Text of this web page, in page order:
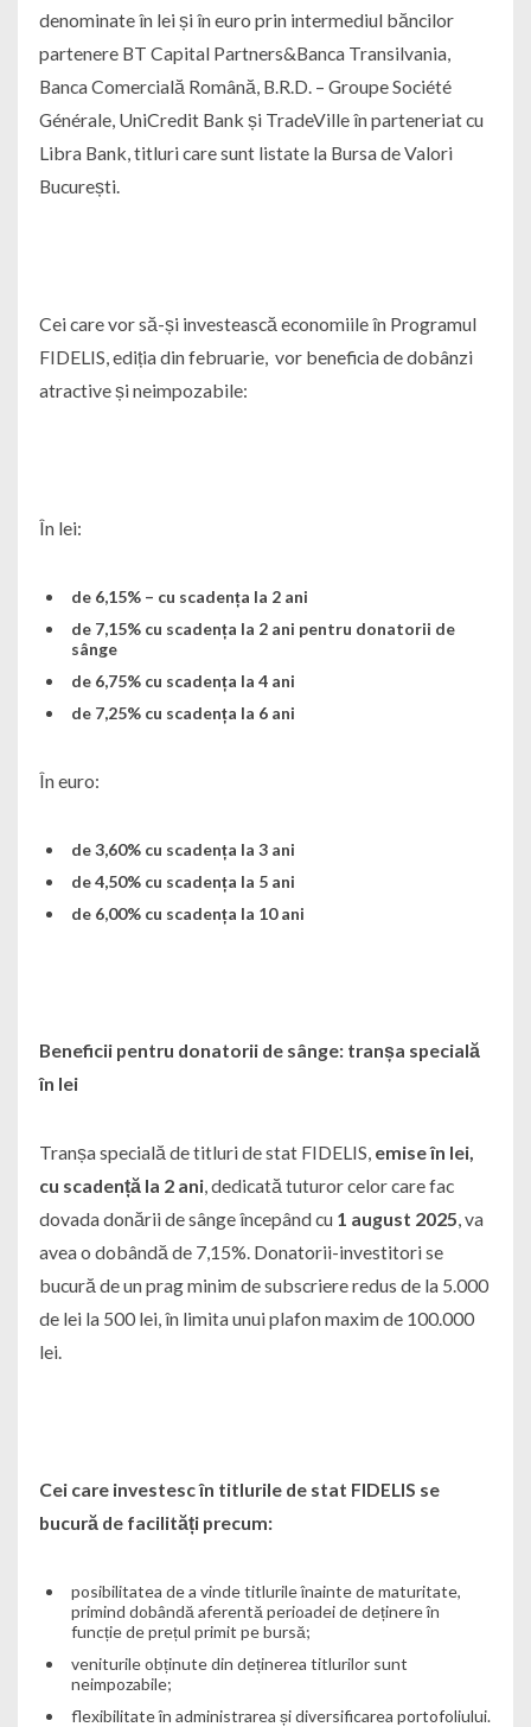
denominate în lei și în euro prin intermediul băncilor
partenere BT Capital Partners&Banca Transilvania,
Banca Comercială Română, B.R.D. – Groupe Société
Générale, UniCredit Bank și TradeVille în parteneriat cu
Libra Bank, titluri care sunt listate la Bursa de Valori
București.
Cei care vor să-și investească economiile în Programul
FIDELIS, ediția din februarie, vor beneficia de dobânzi
atractive și neimpozabile:
În lei:
de 6,15% – cu scadența la 2 ani
de 7,15% cu scadența la 2 ani pentru donatorii de
sânge
de 6,75% cu scadența la 4 ani
de 7,25% cu scadența la 6 ani
În euro:
de 3,60% cu scadența la 3 ani
de 4,50% cu scadența la 5 ani
de 6,00% cu scadența la 10 ani
Beneficii pentru donatorii de sânge: tranșa specială
în lei
Tranșa specială de titluri de stat FIDELIS, emise în lei,
cu scadență la 2 ani, dedicată tuturor celor care fac
dovada donării de sânge începând cu 1 august 2025, va
avea o dobândă de 7,15%. Donatorii-investitori se
bucură de un prag minim de subscriere redus de la 5.000
de lei la 500 lei, în limita unui plafon maxim de 100.000
lei.
Cei care investesc în titlurile de stat FIDELIS se
bucură de facilități precum:
posibilitatea de a vinde titlurile înainte de maturitate,
primind dobândă aferentă perioadei de deținere în
funcție de prețul primit pe bursă;
veniturile obținute din deținerea titlurilor sunt
neimpozabile;
flexibilitate în administrarea și diversificarea portofoliului.